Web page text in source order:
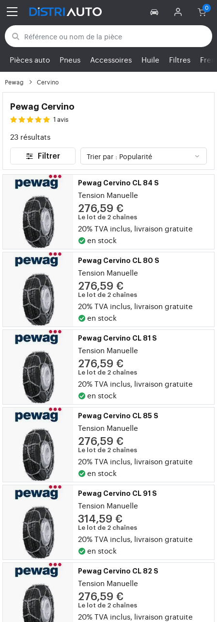
Retour aux catégories
Pièces auto Pneus Accessoires Huile Filtres
Pewag Cervino
Pewag Cervino
1 avis
23 résultats
Filtrer
Pewag Cervino CL 84 S
Tension Manuelle
276,59 €
Le lot de 2 chaînes
20% TVA inclus, livraison gratuite
en stock
Pewag Cervino CL 80 S
Tension Manuelle
276,59 €
Le lot de 2 chaînes
20% TVA inclus, livraison gratuite
en stock
Pewag Cervino CL 81 S
Tension Manuelle
276,59 €
Le lot de 2 chaînes
20% TVA inclus, livraison gratuite
en stock
Pewag Cervino CL 85 S
Tension Manuelle
276,59 €
Le lot de 2 chaînes
20% TVA inclus, livraison gratuite
en stock
Pewag Cervino CL 91 S
Tension Manuelle
314,59 €
Le lot de 2 chaînes
20% TVA inclus, livraison gratuite
en stock
Pewag Cervino CL 82 S
Tension Manuelle
276,59 €
Le lot de 2 chaînes
20% TVA inclus, livraison gratuite